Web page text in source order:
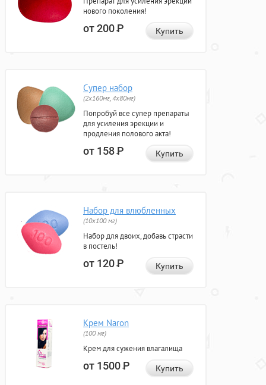
нового поколения!
от 200Р Купить
Супер набор
(2х160мг, 4х80мг)
Попробуй все супер препараты
для усиления эрекции и
продления полового акта!
от 158Р Купить
Набор для влюбленных
(10х100 мг)
Набор для двоих, добавь страсти
в постель!
от 120Р Купить
Крем Naron
(100 мг)
Крем для сужения влагалища
от 1500Р Купить